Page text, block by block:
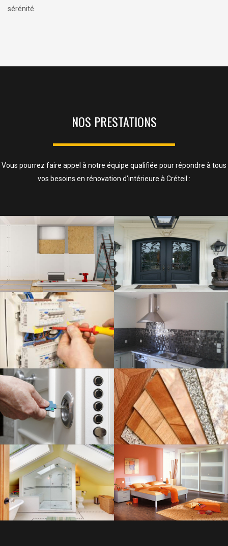
sérénité.
NOS PRESTATIONS
Vous pourrez faire appel à notre équipe qualifiée pour répondre à tous
vos besoins en rénovation d'intérieure à Créteil :
ISOLATION, CLOISONS ET FAUX
PLAFOND
ELECTRICITÉ
SAVOIR PLUS
SERRURERIE
SAVOIR PLUS
PLOMBERIE
SAVOIR PLUS